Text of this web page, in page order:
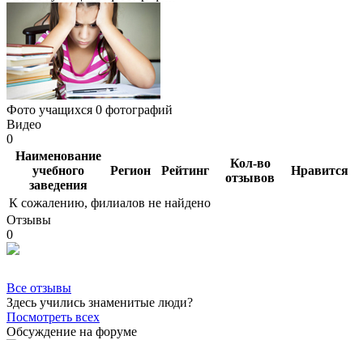
Фото учащихся 0 фотографий
Видео
0
Наименование
учебного
заведения
Регион Рейтинг
Кол-во
отзывов
Нравится
К сожалению, филиалов не найдено
Отзывы
0
Все отзывы
Здесь учились знаменитые люди?
Посмотреть всех
Обсуждение на форуме